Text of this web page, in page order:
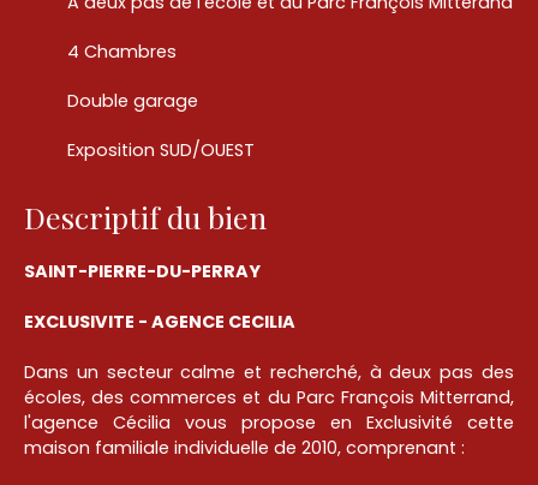
4 Chambres
Double garage
Exposition SUD/OUEST
Descriptif du bien
SAINT-PIERRE-DU-PERRAY
EXCLUSIVITE - AGENCE CECILIA
Dans un secteur calme et recherché, à deux pas des
écoles, des commerces et du Parc François Mitterrand,
l'agence Cécilia vous propose en Exclusivité cette
maison familiale individuelle de 2010, comprenant :